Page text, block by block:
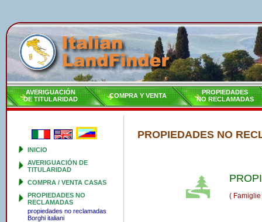
AVERIGUACIÓN
DE TITULARIDAD
COMPRA Y VENTA
PROPIEDADES
NO RECLAMADAS
INICIO
AVERIGUACIÓN DE
TITULARIDAD
COMPRA / VENTA CASAS
PROPIEDADES NO
RECLAMADAS
propiedades no reclamadas
Borghi italiani
PROPIEDADES NO
(